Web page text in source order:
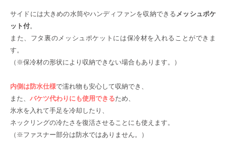
サイドには大きめの水筒やハンディファンを収納できるメッシュポケ
ット付。
また、フタ裏のメッシュポケットには保冷材を入れることができま
す。
（※保冷材の形状により収納できない場合もあります。）
内側は防水仕様で濡れ物も安心して収納でき、
また、 バケツ代わりにも使用できるため、
氷水を入れて手足を冷却したり、
ネックリングの冷たさを復活させることにも使えます。
（※ファスナー部分は防水ではありません。）